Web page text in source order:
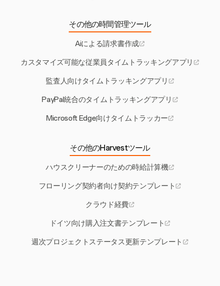
その他の時間管理ツール
Aiによる請求書作成
カスタマイズ可能な従業員タイムトラッキングアプリ
監査人向けタイムトラッキングアプリ
PayPal統合のタイムトラッキングアプリ
Microsoft Edge向けタイムトラッカー
その他のHarvestツール
ハウスクリーナーのための時給計算機
フローリング契約者向け契約テンプレート
クラウド経費
ドイツ向け購入注文書テンプレート
週次プロジェクトステータス更新テンプレート